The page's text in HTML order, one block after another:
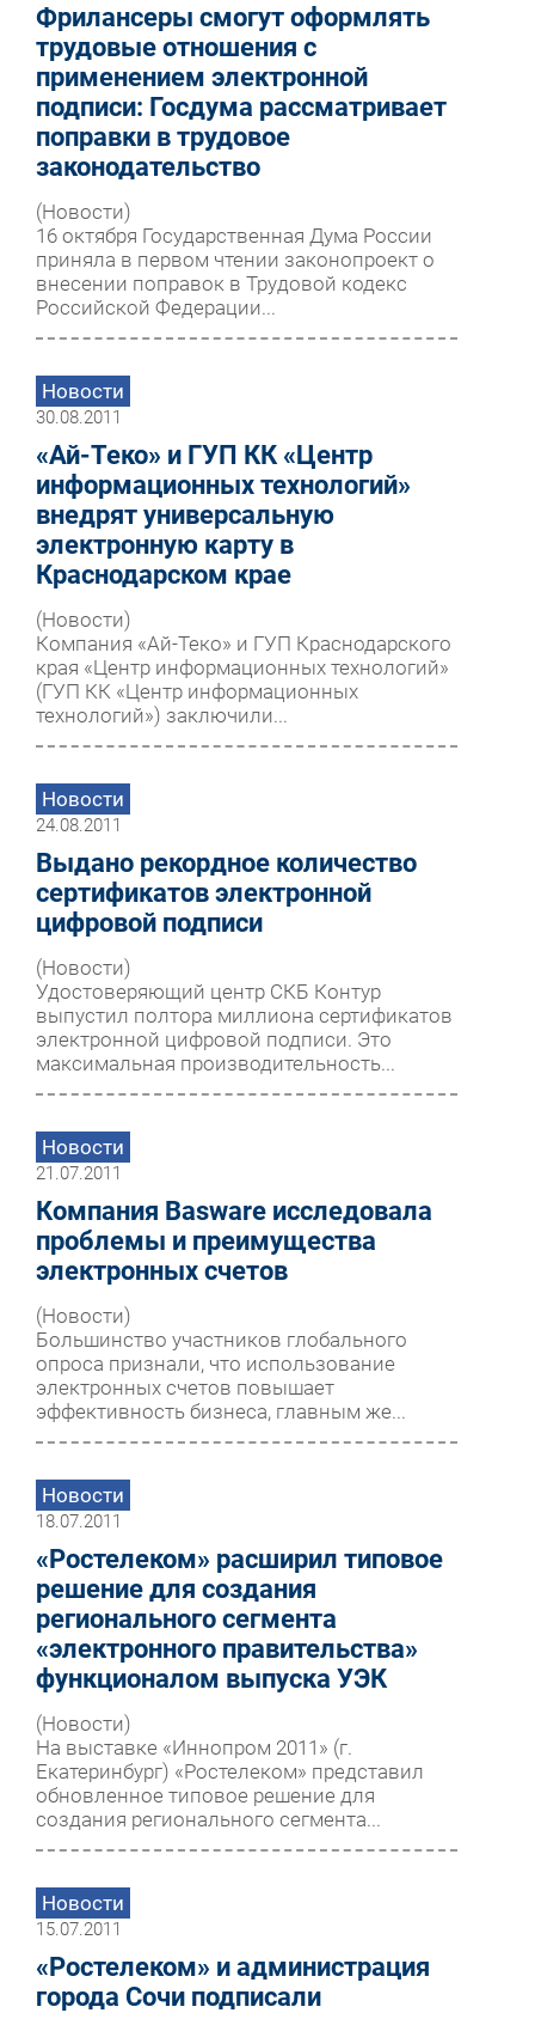
Фрилансеры смогут оформлять
трудовые отношения с
применением электронной
подписи: Госдума рассматривает
поправки в трудовое
законодательство
(Новости)
16 октября Государственная Дума России
приняла в первом чтении законопроект о
внесении поправок в Трудовой кодекс
Российской Федерации...
Новости
30.08.2011
«Ай-Теко» и ГУП КК «Центр
информационных технологий»
внедрят универсальную
электронную карту в
Краснодарском крае
(Новости)
Компания «Ай-Теко» и ГУП Краснодарского
края «Центр информационных технологий»
(ГУП КК «Центр информационных
технологий») заключили...
Новости
24.08.2011
Выдано рекордное количество
сертификатов электронной
цифровой подписи
(Новости)
Удостоверяющий центр СКБ Контур
выпустил полтора миллиона сертификатов
электронной цифровой подписи. Это
максимальная производительность...
Новости
21.07.2011
Компания Basware исследовала
проблемы и преимущества
электронных счетов
(Новости)
Большинство участников глобального
опроса признали, что использование
электронных счетов повышает
эффективность бизнеса, главным же...
Новости
18.07.2011
«Ростелеком» расширил типовое
решение для создания
регионального сегмента
«электронного правительства»
функционалом выпуска УЭК
(Новости)
На выставке «Иннопром 2011» (г.
Екатеринбург) «Ростелеком» представил
обновленное типовое решение для
создания регионального сегмента...
Новости
15.07.2011
«Ростелеком» и администрация
города Сочи подписали